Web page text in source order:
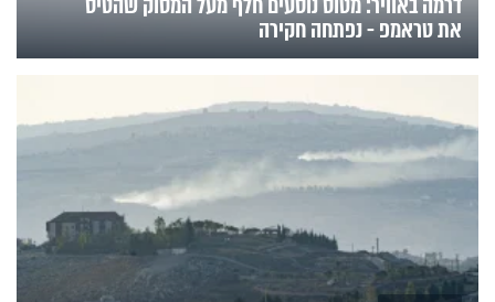
את טראמפ - נפתחה חקירה